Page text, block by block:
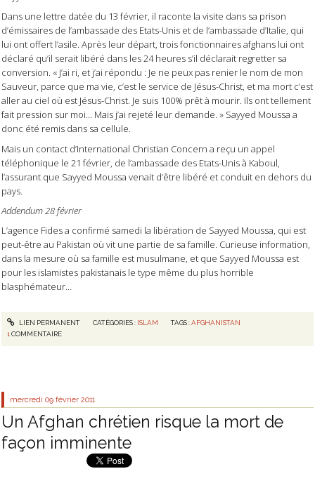
Dans une lettre datée du 13 février, il raconte la visite dans sa prison
d’émissaires de l’ambassade des Etats-Unis et de l’ambassade d’Italie, qui
lui ont offert l’asile. Après leur départ, trois fonctionnaires afghans lui ont
déclaré qu’il serait libéré dans les 24 heures s’il déclarait regretter sa
conversion. « J’ai ri, et j’ai répondu : Je ne peux pas renier le nom de mon
Sauveur, parce que ma vie, c’est le service de Jésus-Christ, et ma mort c’est
aller au ciel où est Jésus-Christ. Je suis 100% prêt à mourir. Ils ont tellement
fait pression sur moi… Mais j’ai rejeté leur demande. » Sayyed Moussa a
donc été remis dans sa cellule.
Mais un contact d’International Christian Concern a reçu un appel
téléphonique le 21 février, de l’ambassade des Etats-Unis à Kaboul,
l’assurant que Sayyed Moussa venait d’être libéré et conduit en dehors du
pays.
Addendum 28 février
L’agence Fides a confirmé samedi la libération de Sayyed Moussa, qui est
peut-être au Pakistan où vit une partie de sa famille. Curieuse information,
dans la mesure où sa famille est musulmane, et que Sayyed Moussa est
pour les islamistes pakistanais le type même du plus horrible
blasphémateur…
LIEN PERMANENT CATÉGORIES : ISLAM TAGS :AFGHANISTAN
1COMMENTAIRE
mercredi 09 février 2011
Un Afghan chrétien risque la mort de
façon imminente